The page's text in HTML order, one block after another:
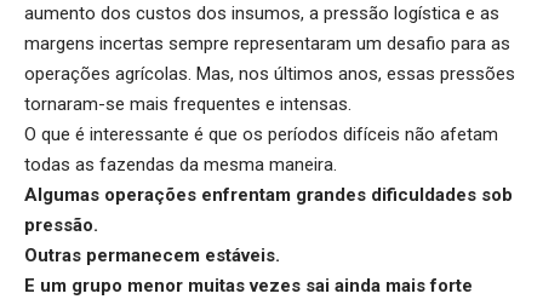
aumento dos custos dos insumos, a pressão logística e as
margens incertas sempre representaram um desafio para as
operações agrícolas. Mas, nos últimos anos, essas pressões
tornaram-se mais frequentes e intensas.
O que é interessante é que os períodos difíceis não afetam
todas as fazendas da mesma maneira.
Algumas operações enfrentam grandes dificuldades sob
pressão.
Outras permanecem estáveis.
E um grupo menor muitas vezes sai ainda mais forte